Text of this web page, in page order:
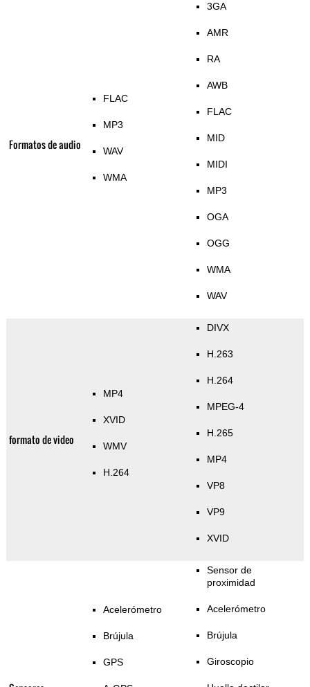
Formatos de audio
FLAC
MP3
WAV
WMA
3GA
AMR
RA
AWB
FLAC
MID
MIDI
MP3
OGA
OGG
WMA
WAV
formato de video
MP4
XVID
WMV
H.264
DIVX
H.263
H.264
MPEG-4
H.265
MP4
VP8
VP9
XVID
Acelerómetro
Brújula
GPS
Sensor de
proximidad
Acelerómetro
Brújula
Giroscopio